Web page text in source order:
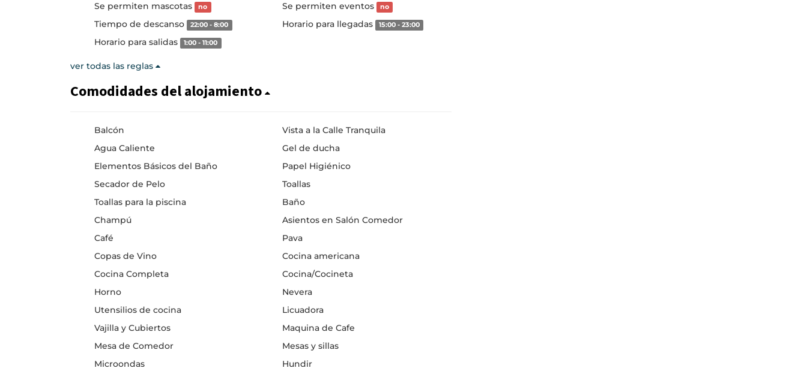
Se permiten mascotas no Se permiten eventos no
Tiempo de descanso 22:00 - 8:00 Horario para llegadas 15:00 - 23:00
Horario para salidas 1:00 - 11:00
ver todas las reglas
Comodidades del alojamiento
Balcón
Vista a la Calle Tranquila
Agua Caliente
Gel de ducha
Elementos Básicos del Baño
Papel Higiénico
Secador de Pelo
Toallas
Toallas para la piscina
Baño
Champú
Asientos en Salón Comedor
Café
Pava
Copas de Vino
Cocina americana
Cocina Completa
Cocina/Cocineta
Horno
Nevera
Utensilios de cocina
Licuadora
Vajilla y Cubiertos
Maquina de Cafe
Mesa de Comedor
Mesas y sillas
Microondas
Hundir